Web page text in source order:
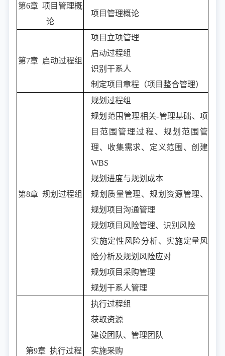
第6章 项目管理概
论
项目管理概论
第7章 启动过程组
项目立项管理
启动过程组
识别干系人
制定项目章程（项目整合管理）
第8章 规划过程组
规划过程组
规划范围管理相关-管理基础、项
目范围管理过程、规划范围管
理、收集需求、定义范围、创建
WBS
规划进度与规划成本
规划质量管理、规划资源管理、
规划项目沟通管理
规划项目风险管理、识别风险
实施定性风险分析、实施定量风
险分析及规划风险应对
规划项目采购管理
规划干系人管理
第9章 执行过程
执行过程组
获取资源
建设团队、管理团队
实施采购